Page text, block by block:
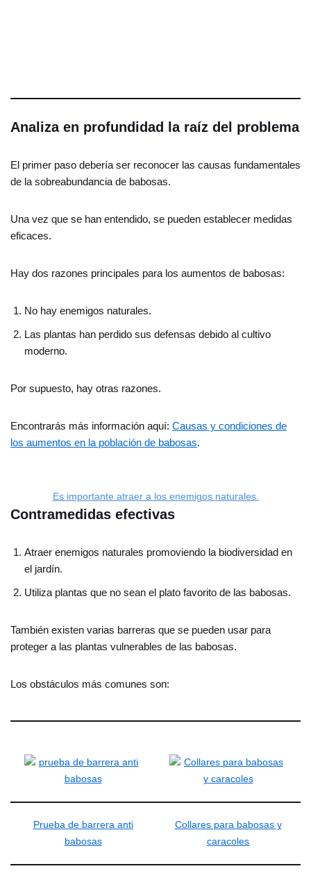
Analiza en profundidad la raíz del problema
El primer paso debería ser reconocer las causas fundamentales
de la sobreabundancia de babosas.
Una vez que se han entendido, se pueden establecer medidas
eficaces.
Hay dos razones principales para los aumentos de babosas:
No hay enemigos naturales.
Las plantas han perdido sus defensas debido al cultivo
moderno.
Por supuesto, hay otras razones.
Encontrarás más información aquí: Causas y condiciones de
los aumentos en la población de babosas.
Es importante atraer a los enemigos naturales.
Contramedidas efectivas
Atraer enemigos naturales promoviendo la biodiversidad en
el jardín.
Utiliza plantas que no sean el plato favorito de las babosas.
También existen varias barreras que se pueden usar para
proteger a las plantas vulnerables de las babosas.
Los obstáculos más comunes son:
Prueba de barrera anti
babosas
Collares para babosas y
caracoles